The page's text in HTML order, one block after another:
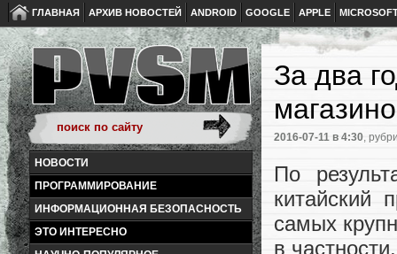
ГЛАВНАЯ АРХИВ НОВОСТЕЙ ANDROID GOOGLE APPLE
НОВОСТИ
ПРОГРАММИРОВАНИЕ
ИНФОРМАЦИОННАЯ БЕЗОПАСНОСТЬ
ЭТО ИНТЕРЕСНО
За два
2016-07-11 в 4:30,
По
китайский
самых
в